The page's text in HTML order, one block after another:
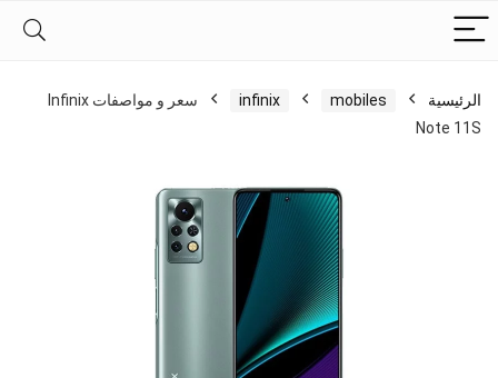
الرئيسية mobiles
infinix
سعر و مواصفات Infinix
Note 11S